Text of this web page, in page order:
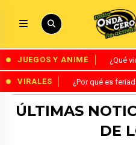
JUEGOS Y ANIME ¿Qué
VIRALES ¿Por qué es
ÚLTIMAS
DE